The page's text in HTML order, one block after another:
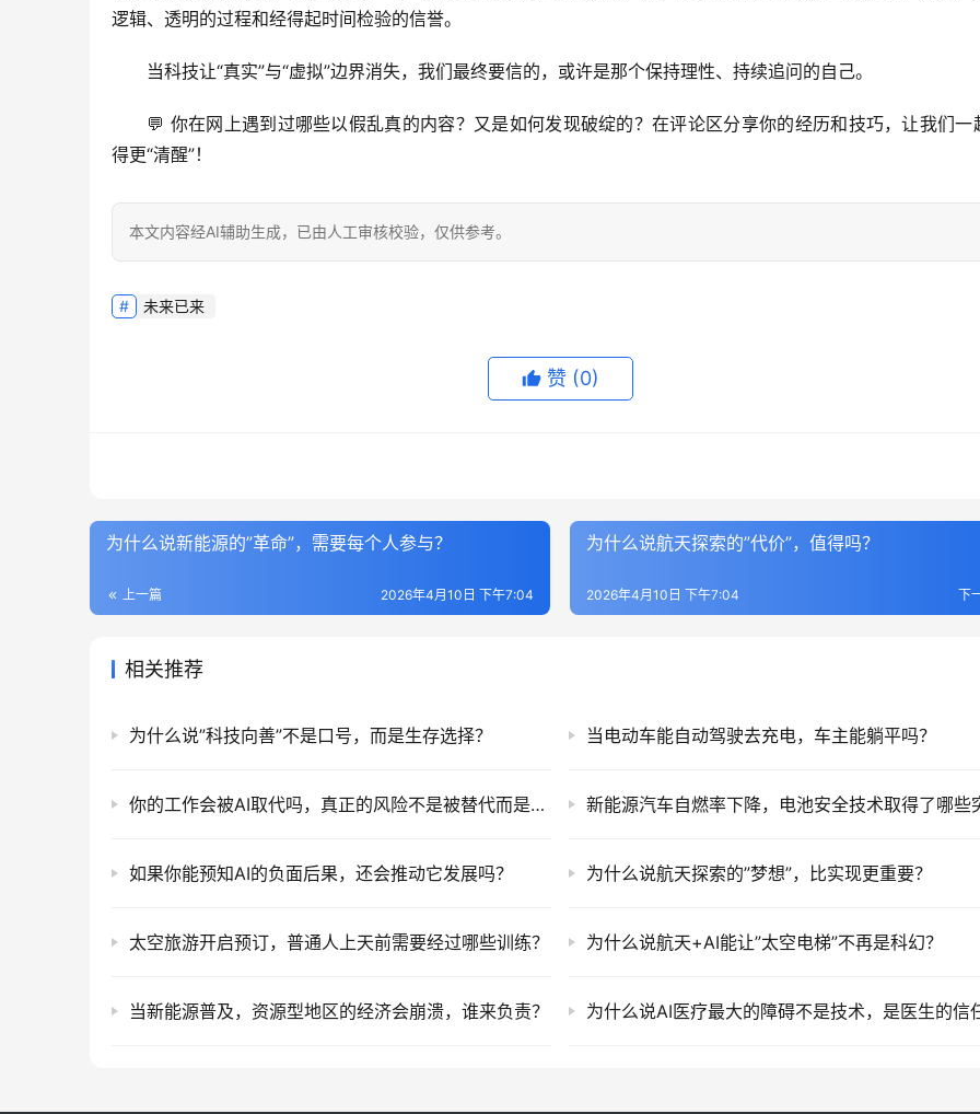
逻辑、透明的过程和经得起时间检验的信誉。
当科技让“真实”与“虚拟”边界消失，我们最终要信的，或许是那个保持理性、持续追问的自己。
💬 你在网上遇到过哪些以假乱真的内容？又是如何发现破绽的？在评论区分享你的经历和技巧，让我们一
得更“清醒”！
本文内容经AI辅助生成，已由人工审核校验，仅供参考。
未来已来
赞 (0)
为什么说新能源的”革命”，需要每个人参与？
上一篇 2026年4月10日 下午7:04
为什么说航天探索的”代价”，值得吗？
下
2026年4月10日 下午7:04
相关推荐
为什么说”科技向善”不是口号，而是生存选择？ 当电动车能自动驾驶去充电，车主能躺平吗？
你的工作会被AI取代吗，真正的风险不是被替代而是被谁掌握？
如果你能预知AI的负面后果，还会推动它发展吗？ 为什么说航天探索的”梦想”，比实现更重要？
太空旅游开启预订，普通人上天前需要经过哪些训练？ 为什么说航天+AI能让”太空电梯”不再是科幻？
当新能源普及，资源型地区的经济会崩溃，谁来负责？ 为什么说AI医疗最大的障碍不是技术，是医生的信